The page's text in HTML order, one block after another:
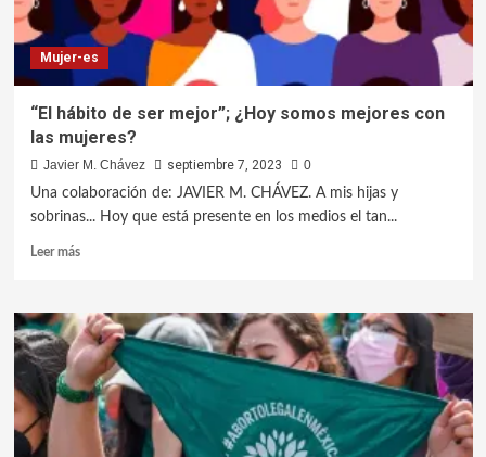
Mujer-es
“El hábito de ser mejor”; ¿Hoy somos mejores con
las mujeres?
Javier M. Chávez septiembre 7, 2023
0
Una colaboración de: JAVIER M. CHÁVEZ. A mis hijas y
sobrinas... Hoy que está presente en los medios el tan...
Leer más